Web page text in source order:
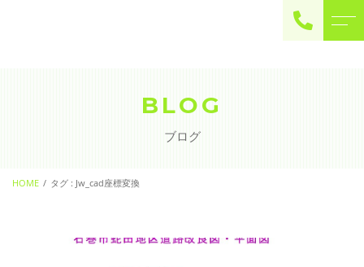
BLOG
ブログ
HOME タグ : Jw_cad座標変換